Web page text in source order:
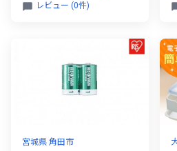
レビュー (0件)
宮城県 角田市